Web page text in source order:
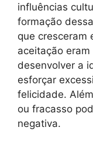
influências
formação
que cresceram
aceitação
desenvolver a
esforçar
felicidade.
ou fracasso
negativa.